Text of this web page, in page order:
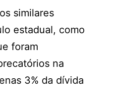
similares
estadual, como
foram
na
3% da dívida